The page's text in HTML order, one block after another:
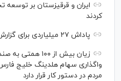
ایران و قرقیزستان بر توسعه
کردند
پاداش ۲۷ میلیاردی برای گزارش رمزارز غیرمجاز
زیان بیش از
واگذاری سهام هلدینگ خلیج
مردم در دستور کار قرار دارد